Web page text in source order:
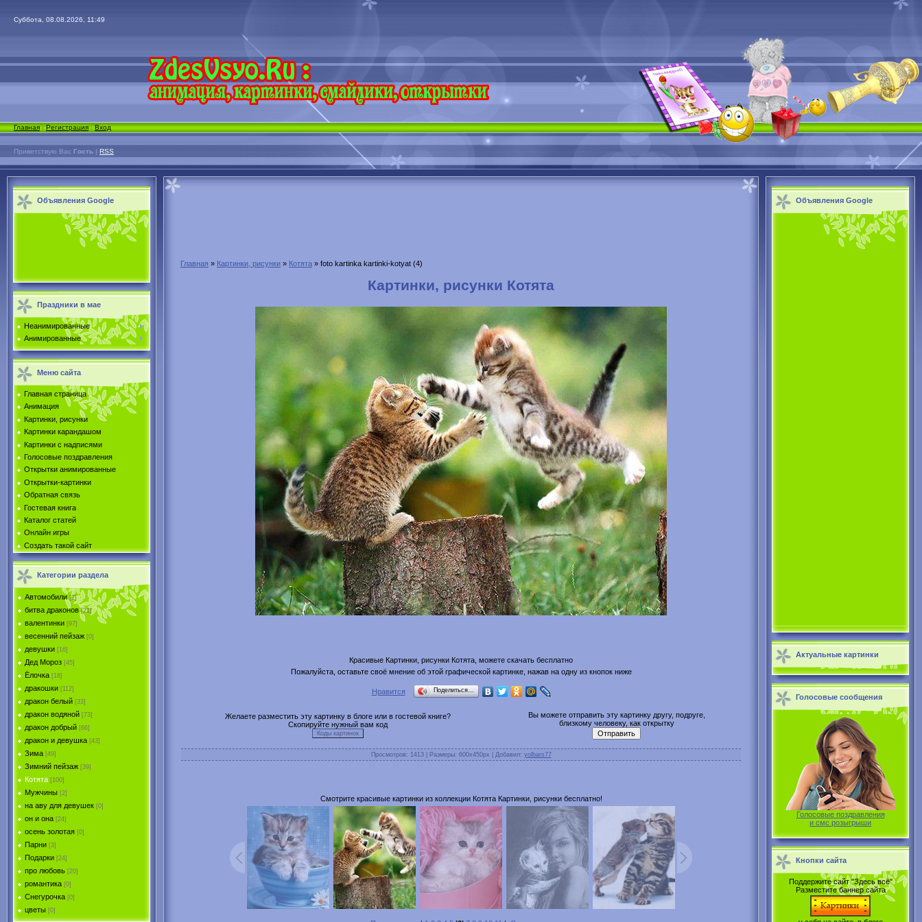
Суббота, 08.08.2026, 11:49
Главная|Регистрация|Вход
Приветствую Вас Гость | RSS
Объявления Google
Праздники в мае
Неанимированные
Анимированные
Меню сайта
Главная страница
Анимация
Картинки, рисунки
Картинки карандашом
Картинки с надписями
Голосовые поздравления
Открытки анимированные
Открытки-картинки
Обратная связь
Гостевая книга
Каталог статей
Онлайн игры
Создать такой сайт
Категории раздела
Автомобили [2]
битва драконов [21]
валентинки [97]
весенний пейзаж [0]
девушки [16]
Дед Мороз [45]
Ёлочка [18]
дракошки [112]
дракон белый [33]
дракон водяной [73]
дракон добрый [66]
дракон и девушка [43]
Зима [49]
Зимний пейзаж [39]
Котята [100]
Мужчины [2]
на аву для девушек [0]
он и она [24]
осень золотая [0]
Парни [3]
Подарки [24]
про любовь [20]
романтика [0]
Снегурочка [0]
цветы [0]
Главная » Картинки, рисунки » Котята » foto kartinka kartinki-kotyat (4)
Картинки, рисунки Котята
Красивые Картинки, рисунки Котята, можете скачать бесплатно
Пожалуйста, оставьте своё мнение об этой графической картинке, нажав на одну из кнопок ниже
Нравится Поделиться…
Желаете разместить эту картинку в блоге или в гостевой книге?
Скопируйте нужный вам код
Вы можете отправить эту картинку другу, подруге,
близкому человеку, как открытку
Просмотров: 1413 | Размеры: 600x450px | Добавил: yolbars77
Смотрите красивые картинки из коллекции Котята Картинки, рисунки бесплатно!
Объявления Google
Актуальные картинки
Голосовые сообщения
Голосовые поздравления
и смс розыгрыши
Кнопки сайта
Поддержите сайт "Здесь всё"
Разместите баннер сайта